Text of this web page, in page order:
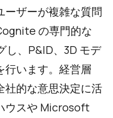
ーザーが複雑な質問
の専門的な
し、P&ID、3D モデ
行います。経営層
社的な意思決定に活
ウスや Microsoft